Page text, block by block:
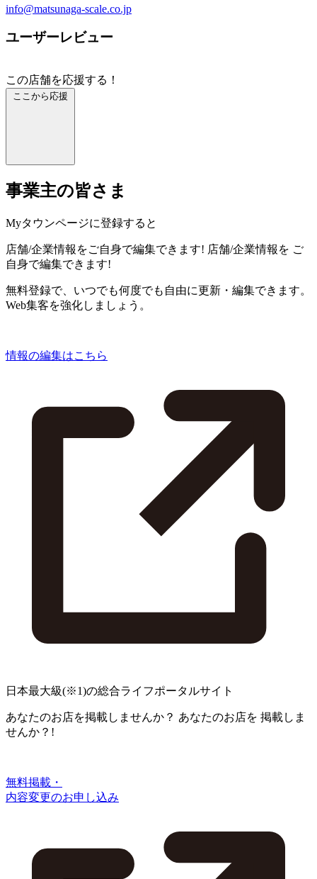
info@matsunaga-scale.co.jp
ユーザーレビュー
この店舗を応援する！
ここから応援
事業主の皆さま
Myタウンページに登録すると
店舗/企業情報をご自身で編集できます! 店舗/企業情報を ご
自身で編集できます!
無料登録で、いつでも何度でも自由に更新・編集できます。
Web集客を強化しましょう。
情報の編集はこちら
日本最大級(※1)の総合ライフポータルサイト
あなたのお店を掲載しませんか？ あなたのお店を 掲載しま
せんか？!
無料掲載・
内容変更のお申し込み